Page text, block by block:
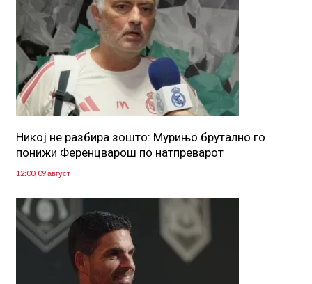
Никој не разбира зошто: Мурињо брутално го
понижи Ференцварош по натпреварот
12:00, 09 август